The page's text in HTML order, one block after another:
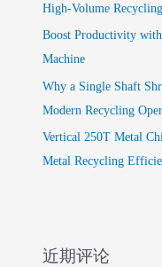
High-Volume
Boost Productivity
Machine
Why a Single Shaft
Modern Recycling
Vertical 250T Metal
Metal Recycling
近期评论